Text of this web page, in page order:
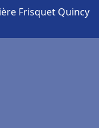
Frisquet Quincy